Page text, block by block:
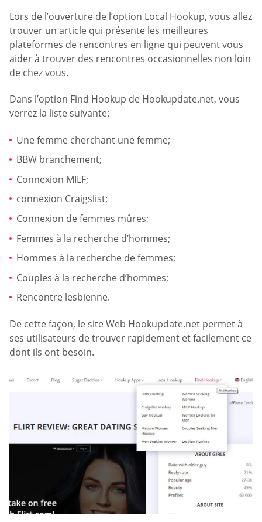
Lors de l’ouverture de l’option Local Hookup, vous allez
trouver un article qui présente les meilleures
plateformes de rencontres en ligne qui peuvent vous
aider à trouver des rencontres occasionnelles non loin
de chez vous.
Dans l’option Find Hookup de Hookupdate.net, vous
verrez la liste suivante:
Une femme cherchant une femme;
BBW branchement;
Connexion MILF;
connexion Craigslist;
Connexion de femmes mûres;
Femmes à la recherche d’hommes;
Hommes à la recherche de femmes;
Couples à la recherche d’hommes;
Rencontre lesbienne.
De cette façon, le site Web Hookupdate.net permet à
ses utilisateurs de trouver rapidement et facilement ce
dont ils ont besoin.